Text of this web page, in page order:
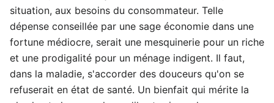
situation, aux besoins du consommateur. Telle
dépense conseillée par une sage économie dans une
fortune médiocre, serait une mesquinerie pour un riche
et une prodigalité pour un ménage indigent. Il faut,
dans la maladie, s'accorder des douceurs qu'on se
refuserait en état de santé. Un bienfait qui mérite la